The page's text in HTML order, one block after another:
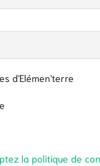
d'Elémen'terre
la politique de